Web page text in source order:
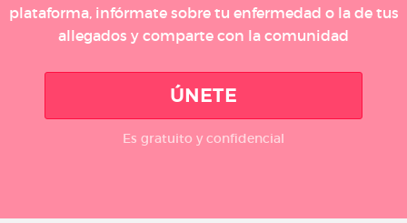
plataforma, infórmate sobre tu enfermedad o la de tus
allegados y comparte con la comunidad
ÚNETE
Es gratuito y confidencial